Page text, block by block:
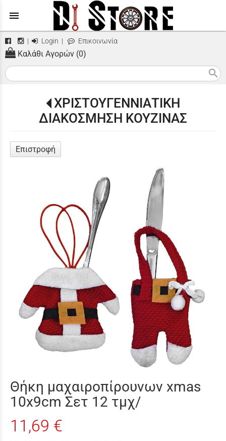
menu
| Login | Επικοινωνία
Καλάθι Αγορών (0)
search
ΧΡΙΣΤΟΥΓΕΝΝΙΑΤΙΚΗ
ΔΙΑΚΟΣΜΗΣΗ ΚΟΥΖΙΝΑΣ
Επιστροφή
Θήκη μαχαιροπίρουνων xmas
10x9cm Σετ 12 τμχ/
11,69 €